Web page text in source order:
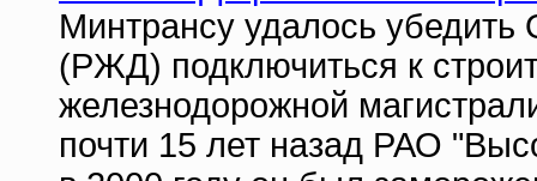
Минтрансу удалось
(РЖД) подключиться к
железнодорожной
почти 15 лет назад РАО